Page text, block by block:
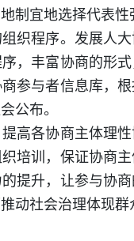
制宜地选择代表
程序。发展人大
，丰富协商的形
参与者信息库，
公布。
各协商主体理性
培训，保证协商
提升，让参与协
动社会治理体现